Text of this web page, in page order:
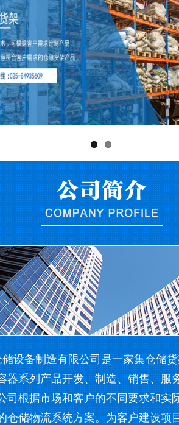
设备制造有限公司是一家集仓储
器系列产品开发、制造、销售、服
司根据市场和客户的不同要求和实
仓储物流系统方案。为客户建设项